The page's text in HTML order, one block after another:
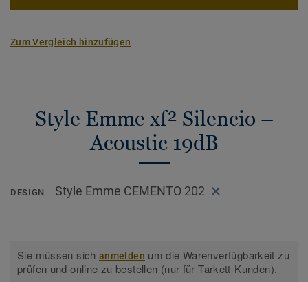
Zum Vergleich hinzufügen
Style Emme xf² Silencio –
Acoustic 19dB
DESIGN Style Emme CEMENTO 202
Sie müssen sichanmelden um die Warenverfügbarkeit zu
prüfen und online zu bestellen (nur für Tarkett-Kunden).